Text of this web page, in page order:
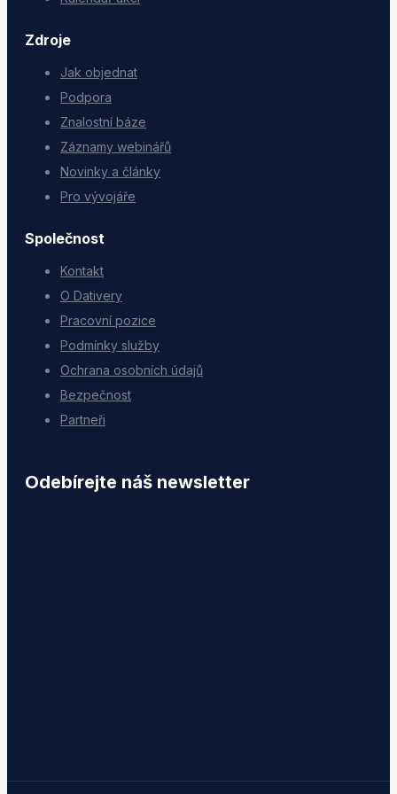
Zdroje
Jak objednat
Podpora
Znalostní báze
Záznamy webinářů
Novinky a články
Pro vývojáře
Společnost
Kontakt
O Dativery
Pracovní pozice
Podmínky služby
Ochrana osobních údajů
Bezpečnost
Partneři
Odebírejte náš newsletter